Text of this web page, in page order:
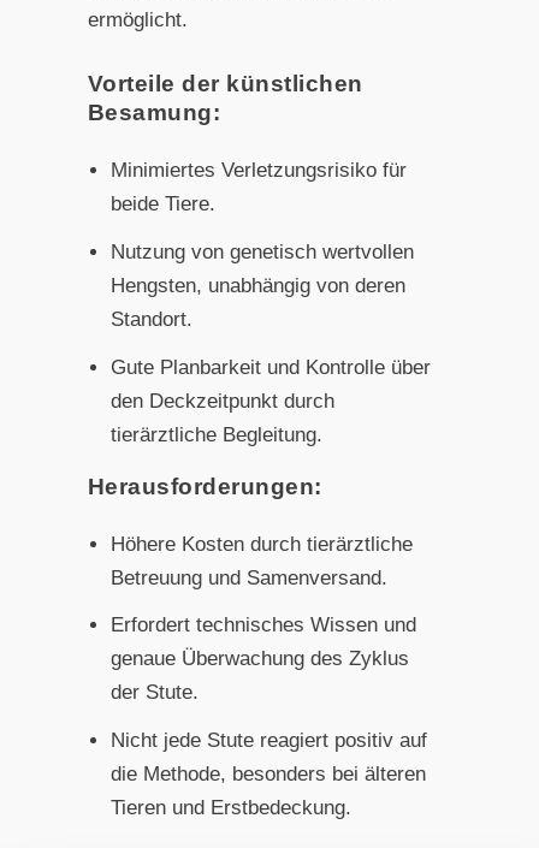
ermöglicht.
Vorteile der künstlichen
Besamung:
Minimiertes Verletzungsrisiko für
beide Tiere.
Nutzung von genetisch wertvollen
Hengsten, unabhängig von deren
Standort.
Gute Planbarkeit und Kontrolle über
den Deckzeitpunkt durch
tierärztliche Begleitung.
Herausforderungen:
Höhere Kosten durch tierärztliche
Betreuung und Samenversand.
Erfordert technisches Wissen und
genaue Überwachung des Zyklus
der Stute.
Nicht jede Stute reagiert positiv auf
die Methode, besonders bei älteren
Tieren und Erstbedeckung.